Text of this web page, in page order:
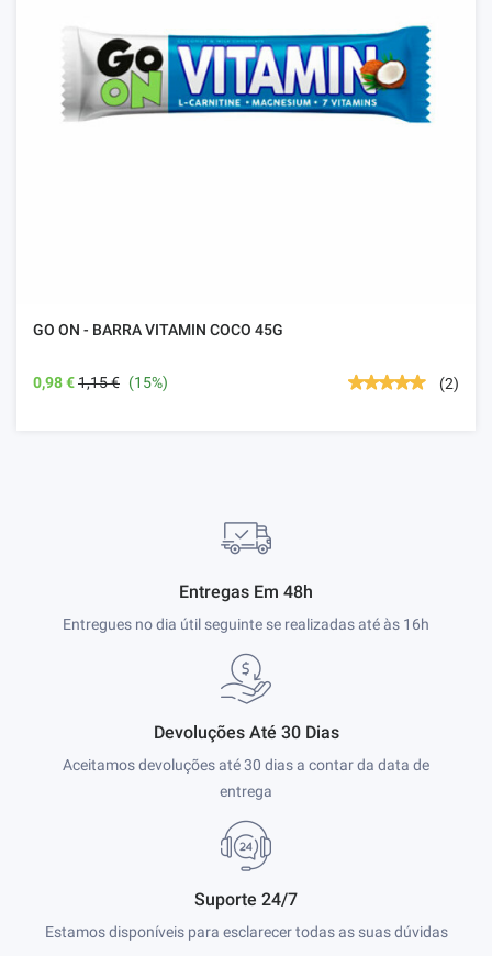
GO ON - BARRA VITAMIN COCO 45G
0,98 €1,15 € (15%) (2)
Entregas Em 48h
Entregues no dia útil seguinte se realizadas até às 16h
Devoluções Até 30 Dias
Aceitamos devoluções até 30 dias a contar da data de
entrega
Suporte 24/7
Estamos disponíveis para esclarecer todas as suas dúvidas